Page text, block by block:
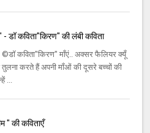
डॉ कविता"किरण" की लंबी कविता
कविता"किरण" माँएं.. अक्सर फैलियर क्यूँ
तुलना करते हैं अपनी माँओं की दूसरे बच्चों की
...
" की कविताएँ